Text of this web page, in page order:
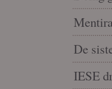
De
IESE